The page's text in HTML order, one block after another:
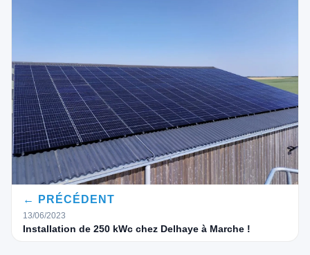
← PRÉCÉDENT
13/06/2023
Installation de 250 kWc chez Delhaye à Marche !